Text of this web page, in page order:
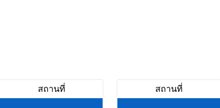
สถานที่ สถานที่